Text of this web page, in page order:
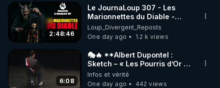
▶ 30 jours gratuit sur l’application de méditation et
de bien-être ENVOL :
Rendez-vous sur https://www.envol.app/code
le code : REGENERE
2:48:46
Le JournaLoup 307 - Les
Marionnettes du Diable -
Loup Divergent 2026.08.07
Loup_Divergent_Reposts
One day ago
1.2 k views
6:08
🎭🔥 **Albert Dupontel :
Sketch – « Les Pourris d’Or »
🏆💰**
Infos et vérité
One day ago
442 views